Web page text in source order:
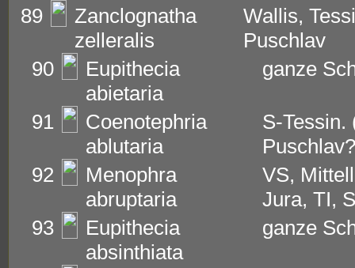
89
Zanclognatha
zelleralis
Wallis,
Puschlav
90
Eupithecia
abietaria
ganze
91
Coenotephria
ablutaria
S-Tessin.
92
Menophra
abruptaria
VS,
Jura, TI,
93
Eupithecia
absinthiata
ganze